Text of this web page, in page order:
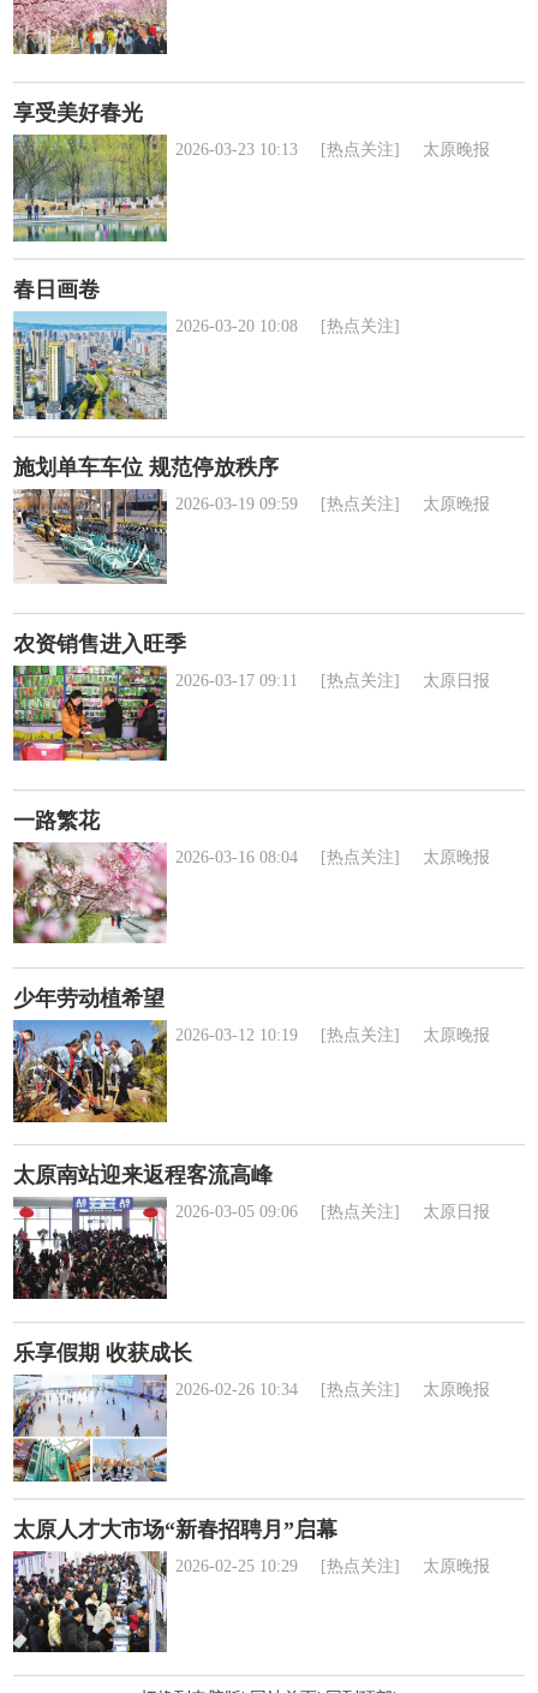
享受美好春光
2026-03-23 10:13 [热点关注] 太原晚报
春日画卷
2026-03-20 10:08 [热点关注]
施划单车车位 规范停放秩序
2026-03-19 09:59 [热点关注] 太原晚报
农资销售进入旺季
2026-03-17 09:11 [热点关注] 太原日报
一路繁花
2026-03-16 08:04 [热点关注] 太原晚报
少年劳动植希望
2026-03-12 10:19 [热点关注] 太原晚报
太原南站迎来返程客流高峰
2026-03-05 09:06 [热点关注] 太原日报
乐享假期 收获成长
2026-02-26 10:34 [热点关注] 太原晚报
太原人才大市场“新春招聘月”启幕
2026-02-25 10:29 [热点关注] 太原晚报